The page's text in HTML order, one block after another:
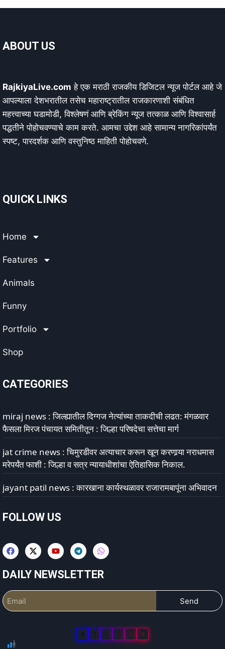
ABOUT US
RajkiyaLive.com हे एक मराठी राजकीय डिजिटल न्यूज पोर्टल आहे जे
आपल्याला देशभरातील तसेच महाराष्ट्रातील राजकारणाशी संबंधित
महत्त्वाच्या घडामोडी, विश्लेषणं आणि ब्रेकिंग न्यूज तत्काळ आणि विश्वासार्ह
पद्धतीने पोहोचवण्याचे काम करते. आमचा उद्देश आहे सामान्य नागरिकांपर्यंत
स्पष्ट, पारदर्शक आणि वस्तुनिष्ठ माहिती पोहोचवणे.
QUICK LINKS
Home
Features
Animals
Funny
Portfolio
Shop
CATEGORIES
miraj news : जिल्ह्यातील दिग्गज नेत्यांच्या ताकदीची लढत: मंगळवार
फैसला मिरज पंचायत समितीतून : जिल्हा परिषदेचा सत्तेचा मार्ग
jat crime news : चिमुरडीवर अत्याचार करून खून करणार्‍या नराधमास
मरेपर्यंत फाशी : जिल्हा व सत्र न्यायाधीशांचा ऐतिहासिक निकाल.
jayant patil news : कारखाना कार्यस्थळावर राजारामबापूंना अभिवादन
FOLLOW US
DAILY NEWSLETTER
Send
5 7 3 2 8 0